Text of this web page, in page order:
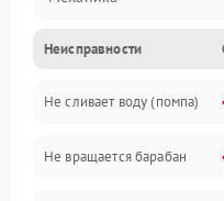
Электропитание
Водоснабжение
Слив
Неисправности
Не сливает воду (помпа)
Не вращается барабан